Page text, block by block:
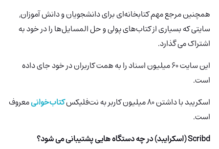
همچنین مرجع مهم کتابخانه‌ای برای دانشجویان و دانش آموزان,
سایتی که بسیاری از کتاب‌های پولی و حل المسایل‌ها را در خود به
اشتراک می گذارد.
این سایت 60 میلیون اسناد را به همت کاربران در خود جای داده
است.
اسکریبد با داشتن ۸۰ میلیون کاربر به نت‌فلیکس
کتاب‌خوانیمعروف
است.
Scribd (اسکرایبد) در چه دستگاه هایی پشتیبانی می شود؟